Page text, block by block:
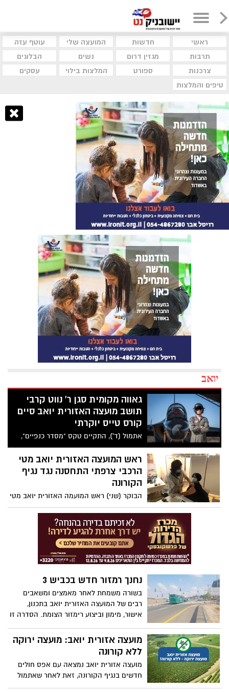
ראשי חדשות המועצה שלי
עוטף עזה
תרבות
מגזין דרום נשים
הבלוגים
צרכנות
ספורט המלצות בילוי
עסקים
טיפים והמלצות
יואב
גאווה מקומית סגן ר' נווט קרבי
תושב מועצה האזורית יואב סיים
קורס טייס יוקרתי
אתמול (ד'), התקיים טקס "מסדר כנפיים",
בבסיס חיל האוויר חצרים, בו הוענקו כנפי
טיסה ל-39 בוגרי קורס טיס מחזור 181. בין
מסיימי הקרוס סגן ר' תושב מועצה האזורית
יואב
ראש המועצה האזורית יואב מטי
הרכבי צרפתי התחסנה נגד נגיף
הקורונה
הבוקר (שני) ראש המועמה האזורית יואב מטי
הרכבי צרפתי התחסנה נגד נגיף הקורונה על
מנת לשמש דוגמא עבור התושבים
ואמרה"נענתי בשמחה וללא היסס לקריאה אל
ראשי רשויות לקחת חלק במבצע ״לתת כתף״
ולהתחסן נגד נגיף הקורונה. זהו רגע חשוב
למען בריאות כולנו, וכולי תקווה שבעקבות
ולביחד. לכו להתחסן!"
נחנך רמזור חדש בכביש 3
בשורה משמחת לאחר מאמצים ומשאבים
רבים של המועצה האזורית יואב בתכנון,
אישור, מימון וביצוע רימזור הצומת. הסדרה זו
הדרך. במועצה האזורית יואב אמרו " אנו
מציינים בימים אלה את שבוע הבטיחות
בדרכים, סעו בזהירות ונהיגה בטוחה לכולם".
מועצה אזורית יואב: מועצה ירוקה
ללא קורונה
מועצה אזורית יואב נמצאה עם אפס חולים
חדשים בנגיף הקורונה, זאת לאחר שאתמול
בוצעו כ-27 בדיקות ולא אותרו חולים חדשים